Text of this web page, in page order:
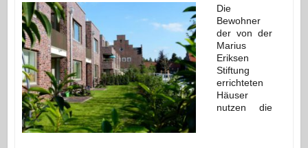
Die
Bewohner
der von der
Marius
Eriksen
Stiftung
errichteten
Häuser
nutzen die